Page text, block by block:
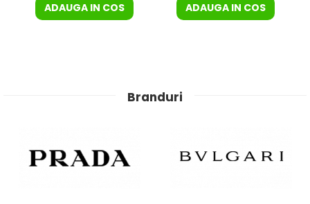
ADAUGA IN COS ADAUGA IN COS
Branduri